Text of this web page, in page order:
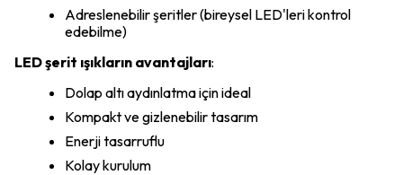
Adreslenebilir şeritler (bireysel LED'leri kontrol
edebilme)
LED şerit ışıkların avantajları:
Dolap altı aydınlatma için ideal
Kompakt ve gizlenebilir tasarım
Enerji tasarruflu
Kolay kurulum